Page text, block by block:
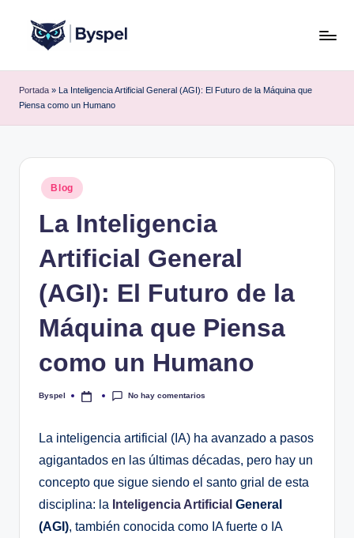
contenido
y
y
Portada » La Inteligencia Artificial General (AGI): El Futuro de la Máquina que
Piensa como un Humano
Publicado
en
Blog
La Inteligencia
Artificial General
(AGI): El Futuro de la
Máquina que Piensa
como un Humano
Publicado
Byspel No hay comentarios
La inteligencia artificial (IA) ha avanzado a pasos
agigantados en las últimas décadas, pero hay un
concepto que sigue siendo el santo grial de esta
disciplina: la Inteligencia Artificial General
(AGI), también conocida como IA fuerte o IA